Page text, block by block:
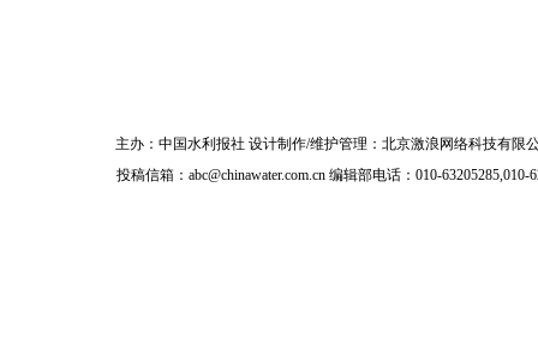
主办： 中国水利报社 设计制作/维护管理：北京激浪网络科技有限
投稿信箱：abc@chinawater.com.cn 编辑部电话：010-63205285,010-